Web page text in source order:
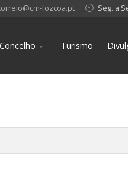
fozcoa.pt Seg. a
Turismo